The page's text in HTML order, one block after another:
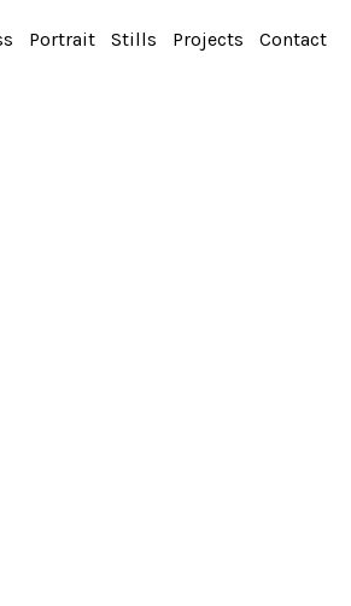
Portrait Stills Projects Contact